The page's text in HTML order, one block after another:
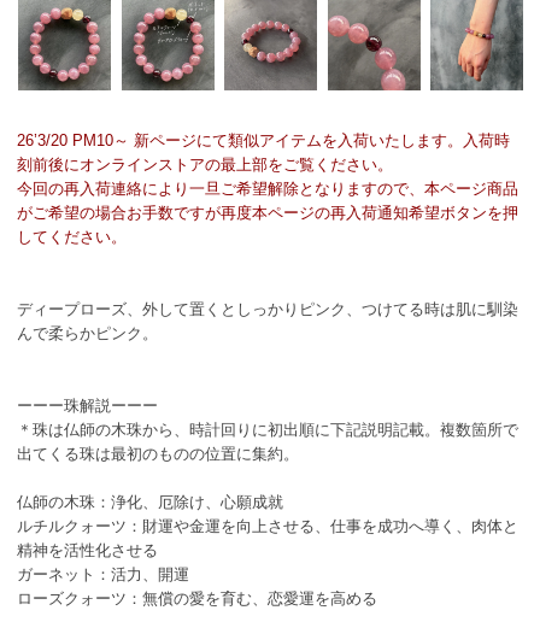
26’3/20 PM10～ 新ページにて類似アイテムを入荷いたします。入荷時
刻前後にオンラインストアの最上部をご覧ください。
今回の再入荷連絡により一旦ご希望解除となりますので、本ページ商品
がご希望の場合お手数ですが再度本ページの再入荷通知希望ボタンを押
してください。
ディープローズ、外して置くとしっかりピンク、つけてる時は肌に馴染
んで柔らかピンク。
ーーー珠解説ーーー
＊珠は仏師の木珠から、時計回りに初出順に下記説明記載。複数箇所で
出てくる珠は最初のものの位置に集約。
仏師の木珠：浄化、厄除け、心願成就
ルチルクォーツ：財運や金運を向上させる、仕事を成功へ導く、肉体と
精神を活性化させる
ガーネット：活力、開運
ローズクォーツ：無償の愛を育む、恋愛運を高める